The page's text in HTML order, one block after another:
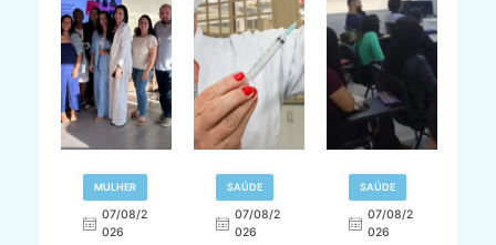
MULHER
07/08/2
026
SAÚDE
07/08/2
026
SAÚDE
07/08/2
026